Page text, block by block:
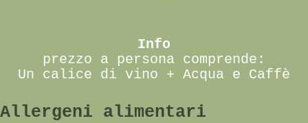
Info
prezzo a persona comprende:
Un calice di vino + Acqua e Caffè
Allergeni alimentari